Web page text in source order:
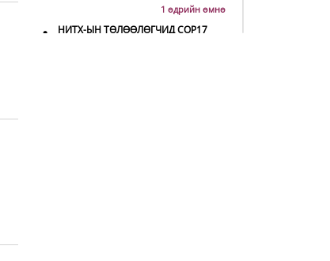
1 өдрийн өмнө
•
НИТХ-ЫН ТӨЛӨӨЛӨГЧИД COP17